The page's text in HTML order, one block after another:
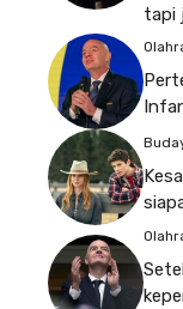
tapi